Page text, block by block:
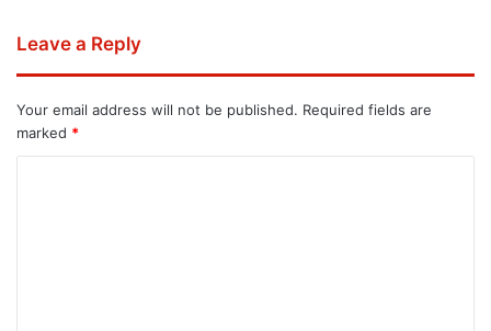
Leave a Reply
Your email address will not be published. Required fields are
marked *